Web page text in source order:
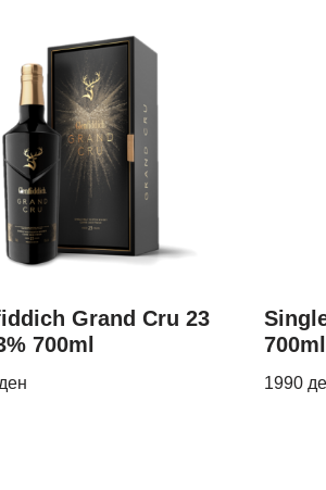
Grand Cru 23
700ml
700ml
1990